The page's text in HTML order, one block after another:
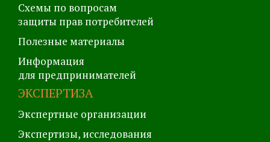
Схемы по вопросам
защиты прав потребителей
Полезные материалы
Информация
для предпринимателей
ЭКСПЕРТИЗА
Экспертные организации
Экспертизы, исследования